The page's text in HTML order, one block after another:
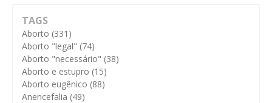
TAGS
Aborto (331)
Aborto "legal" (74)
Aborto "necessário" (38)
Aborto e estupro (15)
Aborto eugênico (88)
Anencefalia (49)